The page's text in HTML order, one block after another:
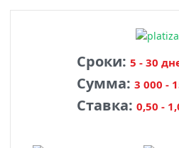
Сроки: 5 - 30
Сумма: 3 000 -
Ставка: 0,50 -